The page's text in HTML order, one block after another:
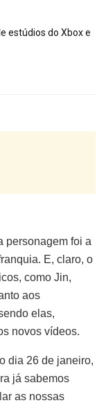
estúdios do Xbox e
personagem foi a
E, claro, o
como Jin,
aos
elas,
novos vídeos.
dia 26 de janeiro,
já sabemos
as nossas